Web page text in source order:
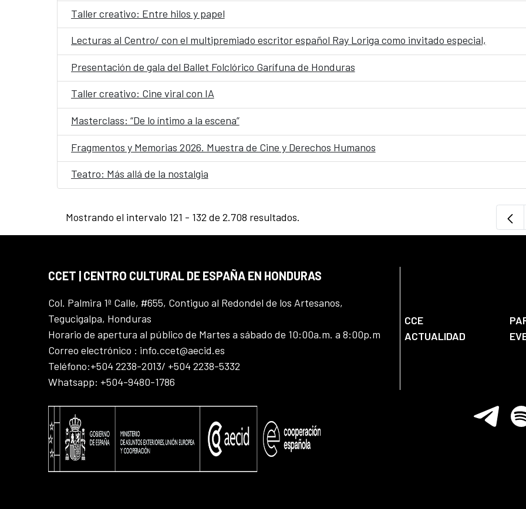
Taller creativo: Entre hilos y papel
Lecturas al Centro/ con el multipremiado escritor español Ray Loriga como invitado especial,
Presentación de gala del Ballet Folclórico Garífuna de Honduras
Taller creativo: Cine viral con IA
Masterclass: “De lo íntimo a la escena”
Fragmentos y Memorias 2026. Muestra de Cine y Derechos Humanos
Teatro: Más allá de la nostalgia
Mostrando el intervalo 121 - 132 de 2.708 resultados.
CCET | CENTRO CULTURAL DE ESPAÑA EN HONDURAS
Col. Palmira 1ª Calle, #655, Contiguo al Redondel de los Artesanos,
Tegucigalpa, Honduras
Horario de apertura al público de Martes a sábado de 10:00a.m. a 8:00p.m
Correo electrónico : info.ccet@aecid.es
Teléfono:+504 2238-2013/ +504 2238-5332
Whatsapp: +504-9480-1786
CCE
ACTUALIDAD
Telegram